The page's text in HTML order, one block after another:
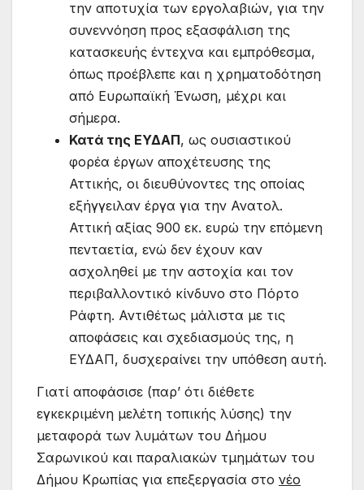
την αποτυχία των εργολαβιών, για την
συνεννόηση προς εξασφάλιση της
κατασκευής έντεχνα και εμπρόθεσμα,
όπως προέβλεπε και η χρηματοδότηση
από Ευρωπαϊκή Ένωση, μέχρι και
σήμερα.
Κατά της ΕΥΔΑΠ, ως ουσιαστικού
φορέα έργων αποχέτευσης της
Αττικής, οι διευθύνοντες της οποίας
εξήγγειλαν έργα για την Ανατολ.
Αττική αξίας 900 εκ. ευρώ την επόμενη
πενταετία, ενώ δεν έχουν καν
ασχοληθεί με την αστοχία και τον
περιβαλλοντικό κίνδυνο στο Πόρτο
Ράφτη. Αντιθέτως μάλιστα με τις
αποφάσεις και σχεδιασμούς της, η
ΕΥΔΑΠ, δυσχεραίνει την υπόθεση αυτή.
Γιατί αποφάσισε (παρ’ ότι διέθετε
εγκεκριμένη μελέτη τοπικής λύσης) την
μεταφορά των λυμάτων του Δήμου
Σαρωνικού και παραλιακών τμημάτων του
Δήμου Κρωπίας για επεξεργασία στο νέο